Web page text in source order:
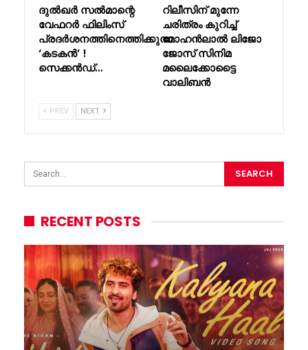
ദുൽഖർ സൽമാന്റെ
വേഫറർ ഫിലിംസ്
പ്രദർശനത്തിനെത്തിക്കുന്ന
‘കടകൻ’ !
സെക്കൻഡ്…
റിലീസിന് മുന്നേ
ചരിത്രം കുറിച്ച്
മോഹൻലാൽ ലിജോ
ജോസ് സിനിമ
മലൈക്കോട്ടൈ
വാലിബൻ
PREV NEXT
RECENT POSTS